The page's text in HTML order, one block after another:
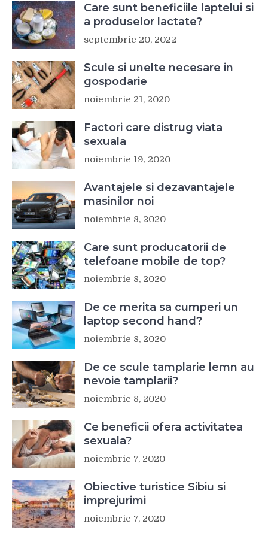
Care sunt beneficiile laptelui si
a produselor lactate?
septembrie 20, 2022
Scule si unelte necesare in
gospodarie
noiembrie 21, 2020
Factori care distrug viata
sexuala
noiembrie 19, 2020
Avantajele si dezavantajele
masinilor noi
noiembrie 8, 2020
Care sunt producatorii de
telefoane mobile de top?
noiembrie 8, 2020
De ce merita sa cumperi un
laptop second hand?
noiembrie 8, 2020
De ce scule tamplarie lemn au
nevoie tamplarii?
noiembrie 8, 2020
Ce beneficii ofera activitatea
sexuala?
noiembrie 7, 2020
Obiective turistice Sibiu si
imprejurimi
noiembrie 7, 2020